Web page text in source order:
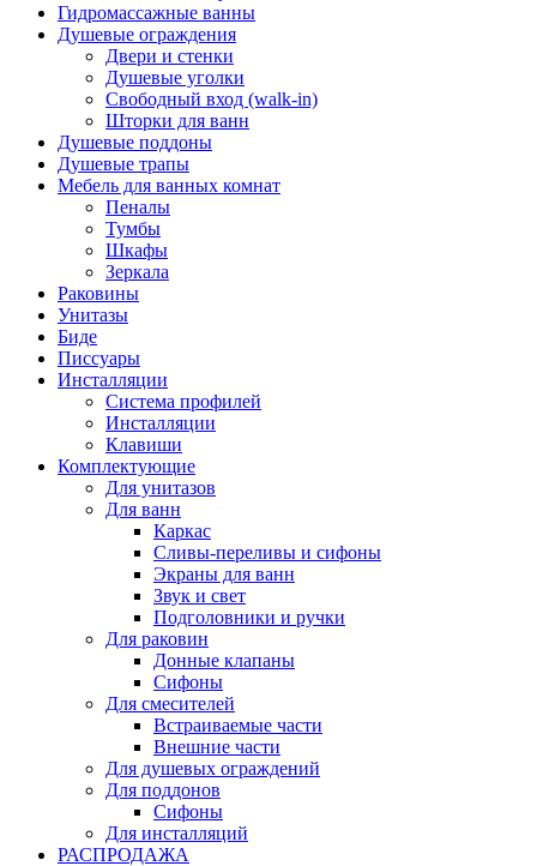
Гидромассажные ванны
Душевые ограждения
Двери и стенки
Душевые уголки
Свободный вход (walk-in)
Шторки для ванн
Душевые поддоны
Душевые трапы
Мебель для ванных комнат
Пеналы
Тумбы
Шкафы
Зеркала
Раковины
Унитазы
Биде
Писсуары
Инсталляции
Система профилей
Инсталляции
Клавиши
Комплектующие
Для унитазов
Для ванн
Каркас
Сливы-переливы и сифоны
Экраны для ванн
Звук и свет
Подголовники и ручки
Для раковин
Донные клапаны
Сифоны
Для смесителей
Встраиваемые части
Внешние части
Для душевых ограждений
Для поддонов
Сифоны
Для инсталляций
РАСПРОДАЖА